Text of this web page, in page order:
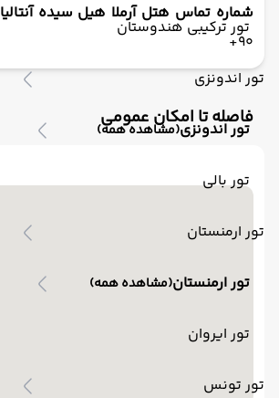
تور ترکیبی هندوستان
تور اندونزی
تور اندونزی(مشاهده همه)
تور بالی
تور ارمنستان
تور ارمنستان(مشاهده همه)
تور ایروان
تور تونس
شماره تماس هتل آرملا هیل سیده آنتالیا
90+
فاصله تا امکان عمومی